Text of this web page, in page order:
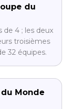
du
de 4 ; les deux
troisièmes
32 équipes.
Monde